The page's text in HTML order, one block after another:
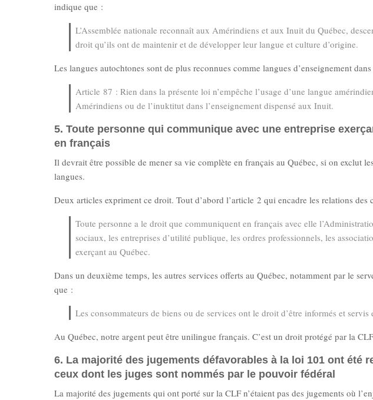
indique que :
L’Assemblée nationale reconnaît aux Amérindiens et aux Inuit du Québec,
droit qu’ils ont de maintenir et de développer leur langue et culture d’origine.
Les langues autochtones sont de plus reconnues comme langues d’enseignement
Article 87 : Rien dans la présente loi n’empêche l’usage d’une langue
Amérindiens ou de l’inuktitut dans l’enseignement dispensé aux Inuit.
5. Toute personne qui communique avec une entreprise
en français
Il devrait être possible de mener sa vie complète en français au Québec, si on exclut
langues.
Deux articles expriment ce droit. Tout d’abord l’article 2 qui encadre les relations des
Toute personne a le droit que communiquent en français avec elle
sociaux, les entreprises d’utilité publique, les ordres professionnels, les
exerçant au Québec.
Dans un deuxième temps, les autres services offerts au Québec, notamment par le
que :
Les consommateurs de biens ou de services ont le droit d’être informés et servis
Au Québec, notre argent peut être unilingue français. C’est un droit protégé par la
6. La majorité des jugements défavorables à la loi 101 ont été
ceux dont les juges sont nommés par le pouvoir fédéral
La majorité des jugements qui ont porté sur la CLF n’étaient pas des jugements où